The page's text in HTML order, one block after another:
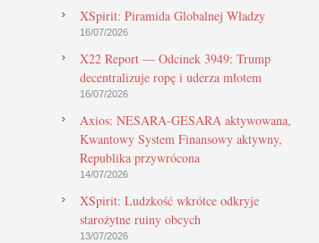
XSpirit: Piramida Globalnej Władzy
16/07/2026
X22 Report — Odcinek 3949: Trump
decentralizuje ropę i uderza młotem
16/07/2026
Axios: NESARA-GESARA aktywowana,
Kwantowy System Finansowy aktywny,
Republika przywrócona
14/07/2026
XSpirit: Ludzkość wkrótce odkryje
starożytne ruiny obcych
13/07/2026